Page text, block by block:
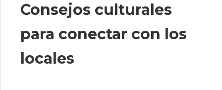
Consejos culturales
para conectar con los
locales